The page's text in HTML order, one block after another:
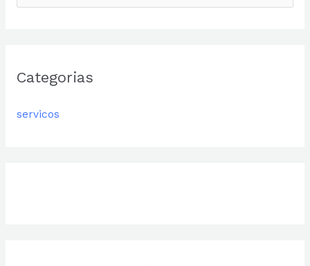
u
Categorias
servicos